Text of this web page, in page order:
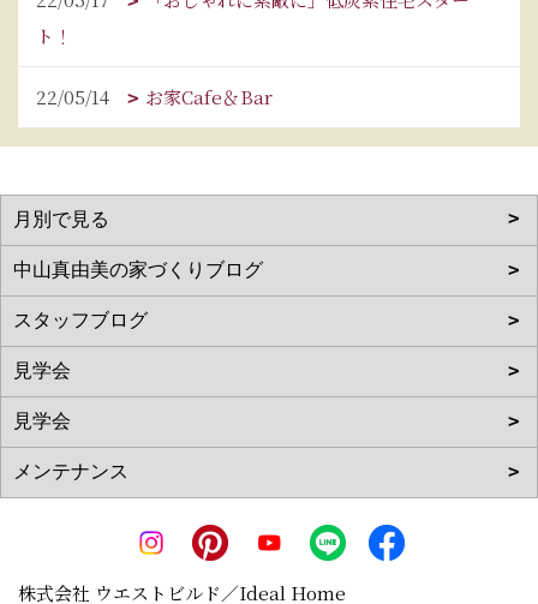
ト！
22/05/14 お家Cafe＆Bar
株式会社 ウエストビルド／Ideal Home